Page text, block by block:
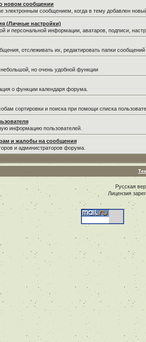
новом сообщении
электронным сообщением, когда в тему добавлен
(Личные настройки)
и персональной информации, аватаров, подписи,
отслеживать их, редактировать папки
но очень удобной функции
о функции календаря форума.
сортировки и поиска при помощи списка
информацию пользователей.
и жалобы на сообщения
и администраторов форума.
Русская
Лицензия